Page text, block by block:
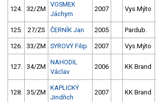
124. 32/ZM
VOSMEK
Jáchym
2007 Vys.Mýto
125. 27/ZS ČERNÍK Jan 2005 Pardub.
126. 33/ZM SYROVÝ Filip 2007 Vys.Mýto
127. 34/ZM
NAHODIL
Václav
2006 KK Brand
128. 35/ZM
KAPLICKÝ
Jindřich
2007 KK Brand